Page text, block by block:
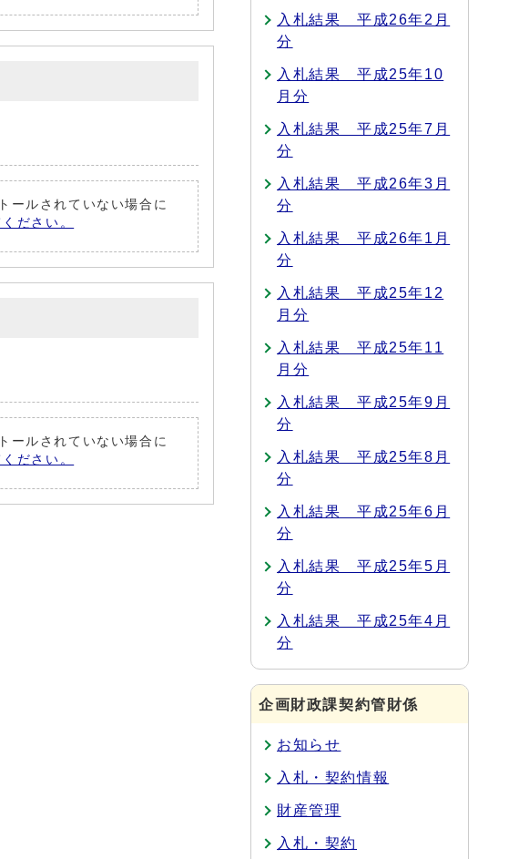
ールされていない場合に
ださい。
ールされていない場合に
ださい。
入札結果 平成26年2月
分
入札結果 平成25年10
月分
入札結果 平成25年7月
分
入札結果 平成26年3月
分
入札結果 平成26年1月
分
入札結果 平成25年12
月分
入札結果 平成25年11
月分
入札結果 平成25年9月
分
入札結果 平成25年8月
分
入札結果 平成25年6月
分
入札結果 平成25年5月
分
入札結果 平成25年4月
分
企画財政課契約管財係
お知らせ
入札・契約情報
財産管理
入札・契約